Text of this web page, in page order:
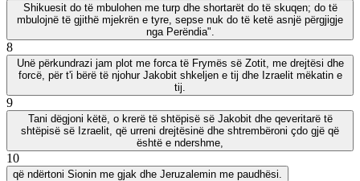
Shikuesit do të mbulohen me turp dhe shortarët do të skuqen; do të
mbulojnë të gjithë mjekrën e tyre, sepse nuk do të ketë asnjë përgjigje
nga Perëndia".
8
Unë përkundrazi jam plot me forca të Frymës së Zotit, me drejtësi dhe
forcë, për t'i bërë të njohur Jakobit shkeljen e tij dhe Izraelit mëkatin e
tij.
9
Tani dëgjoni këtë, o krerë të shtëpisë së Jakobit dhe qeveritarë të
shtëpisë së Izraelit, që urreni drejtësinë dhe shtrembëroni çdo gjë që
është e ndershme,
10
që ndërtoni Sionin me gjak dhe Jeruzalemin me paudhësi.